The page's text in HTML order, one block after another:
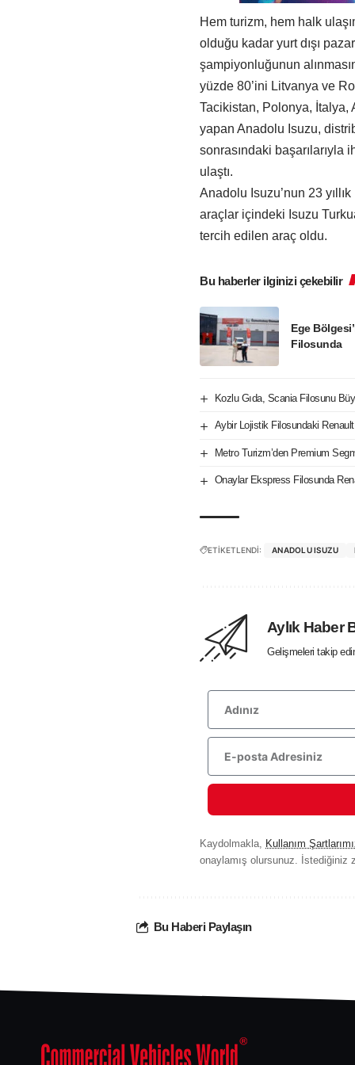
Hem turizm, hem halk
olduğu kadar yurt dışı
şampiyonluğunun
yüzde 80’ini Litvanya ve
Tacikistan, Polonya,
yapan Anadolu Isuzu,
sonrasındaki
ulaştı.
Anadolu Isuzu’nun 23
araçlar içindeki Isuzu
tercih edilen araç oldu.
Bu haberler ilginizi çekebilir
Ege
Filosunda
Kozlu Gıda, Scania Filosunu
Aybir Lojistik Filosundaki
Metro Turizm’den Premium
Onaylar Ekspress Filosunda
ETİKETLENDİ: ANADOLU ISUZU
Aylık Haber
Gelişmeleri takip
Kaydolmakla, Kullanım
onaylamış olursunuz. İstediğiniz
Bu Haberi Paylaşın